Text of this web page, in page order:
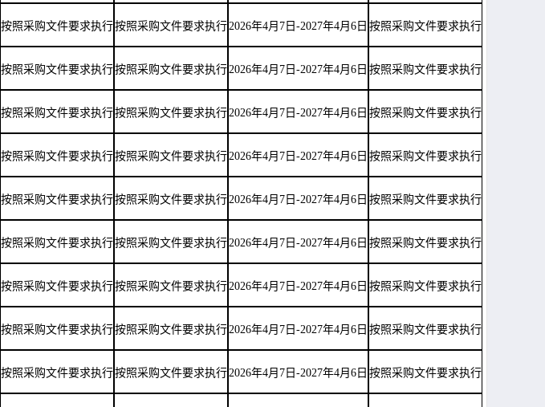
按照采购文件要求执行按照采购文件要求执行2026年4月7日-2027年4月6日 按照采购文件要求执行
按照采购文件要求执行按照采购文件要求执行2026年4月7日-2027年4月6日 按照采购文件要求执行
按照采购文件要求执行按照采购文件要求执行2026年4月7日-2027年4月6日 按照采购文件要求执行
按照采购文件要求执行按照采购文件要求执行2026年4月7日-2027年4月6日 按照采购文件要求执行
按照采购文件要求执行按照采购文件要求执行2026年4月7日-2027年4月6日 按照采购文件要求执行
按照采购文件要求执行按照采购文件要求执行2026年4月7日-2027年4月6日 按照采购文件要求执行
按照采购文件要求执行按照采购文件要求执行2026年4月7日-2027年4月6日 按照采购文件要求执行
按照采购文件要求执行按照采购文件要求执行2026年4月7日-2027年4月6日 按照采购文件要求执行
按照采购文件要求执行按照采购文件要求执行2026年4月7日-2027年4月6日 按照采购文件要求执行